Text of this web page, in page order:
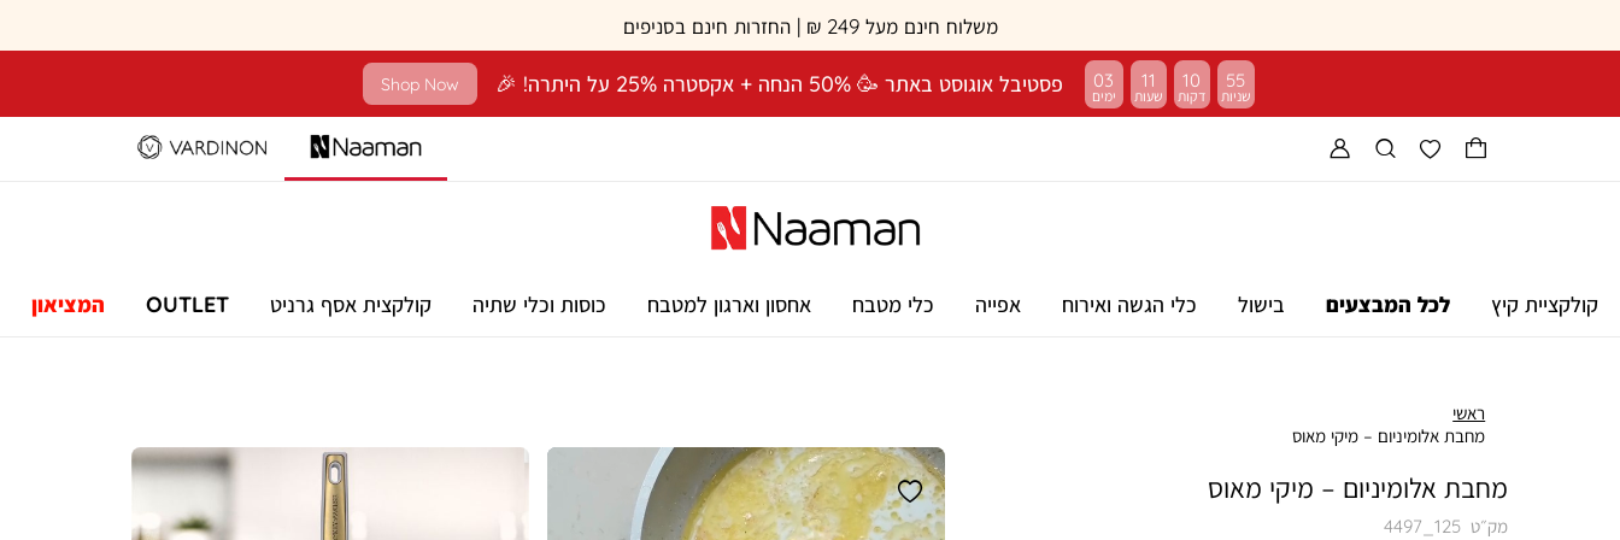
משלוח חינם מעל 249 ₪ | החזרות חינם בסניפים
פסטיבל אוגוסט באתר 🥳 50% הנחה + אקסטרה 25% על היתרה! 🎉 Shop Now 03 11 10 54
קולקציית קיץ לכל המבצעים בישול כלי הגשה ואירוח אפייה כלי מטבח אחסון וארגון למטבח כוסות וכלי שתיה קולקצית אסף גרניט OUTLET המציאון
ראשי
מחבת אלומיניום – מיקי מאוס
מחבת אלומיניום – מיקי מאוס
מק״ט 4497_125